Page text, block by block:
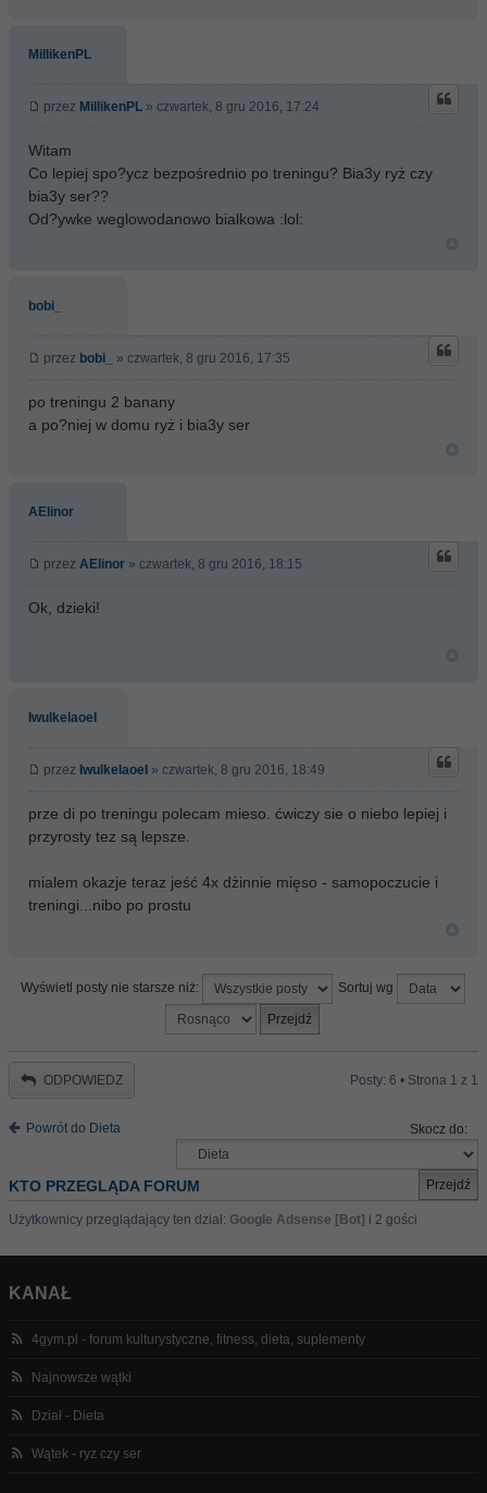
MillikenPL
przez MillikenPL » czwartek, 8 gru 2016, 17:24
Witam
Co lepiej spo?ycz bezpośrednio po treningu? Bia3y ryż czy
bia3y ser??
Od?ywke weglowodanowo bialkowa :lol:
bobi_
przez bobi_ » czwartek, 8 gru 2016, 17:35
po treningu 2 banany
a po?niej w domu ryż i bia3y ser
AElinor
przez AElinor » czwartek, 8 gru 2016, 18:15
Ok, dzieki!
IwulkelaoeI
przez IwulkelaoeI » czwartek, 8 gru 2016, 18:49
prze di po treningu polecam mieso. ćwiczy sie o niebo lepiej i
przyrosty tez są lepsze.
mialem okazje teraz jeść 4x dżinnie mięso - samopoczucie i
treningi...nibo po prostu
Wyświetl posty nie starsze niż: Sortuj wg
ODPOWIEDZ Posty: 6 • Strona 1 z 1
Powrót do Dieta Skocz do:
KTO PRZEGLĄDA FORUM
Użytkownicy przeglądający ten dział: Google Adsense [Bot] i 2 gości
KANAŁ
4gym.pl - forum kulturystyczne, fitness, dieta, suplementy
Najnowsze wątki
Dział - Dieta
Wątek - ryz czy ser